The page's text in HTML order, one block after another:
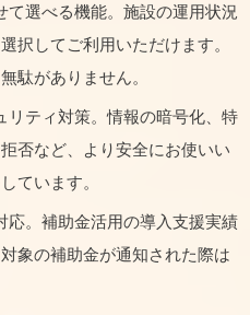
て選べる機能。施設の運用状況
択してご利用いただけます。
駄がありません。
リティ対策。情報の暗号化、特
否など、より安全にお使いい
ています。
応。補助金活用の導入支援実績
象の補助金が通知された際は